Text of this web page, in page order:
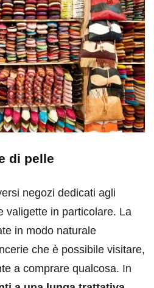
di pelle
negozi dedicati agli
valigette in particolare. La
in modo naturale
che è possibile visitare,
a comprare qualcosa. In